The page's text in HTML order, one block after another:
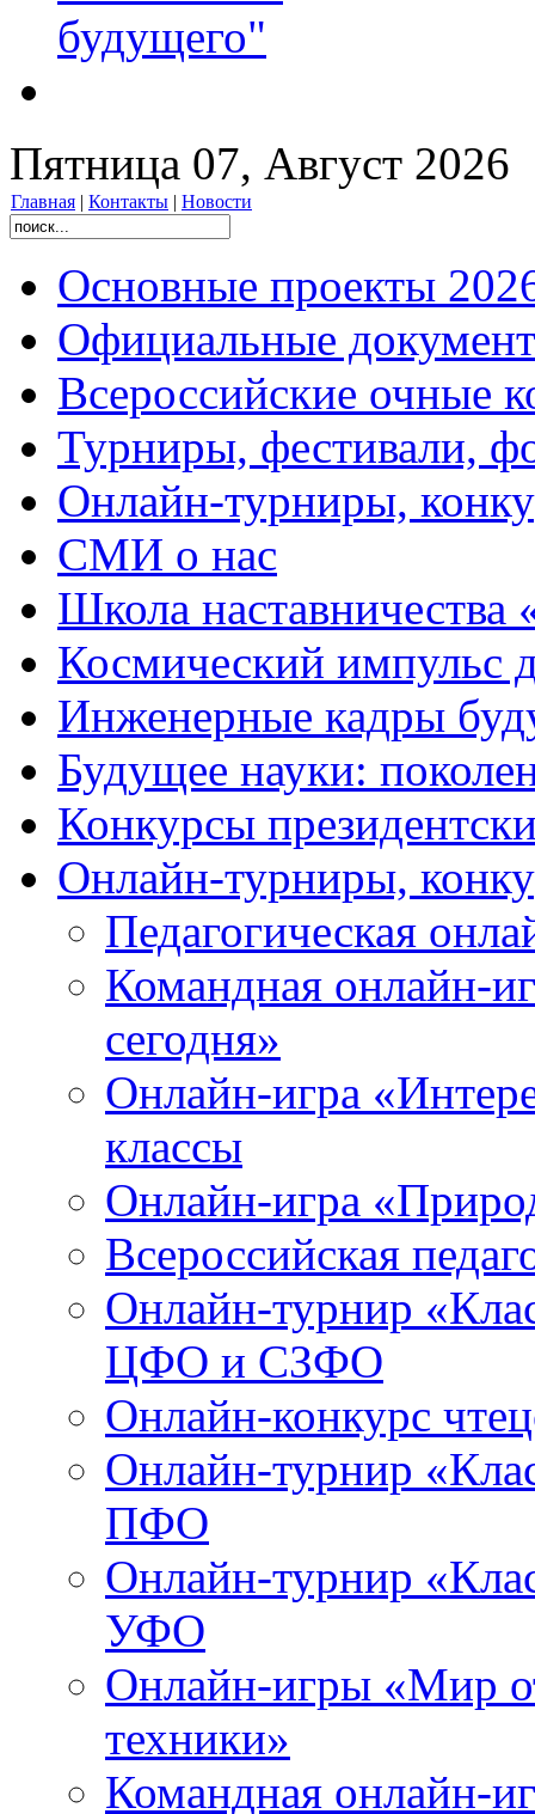
будущего"
Пятница 07, Август 2026
Главная | Контакты | Новости
Основные проекты
Официальные
Всероссийские очные
Турниры, фестивали,
Онлайн-турниры,
СМИ о нас
Школа
Космический импульс
Инженерные кадры
Будущее науки:
Конкурсы
Онлайн-турниры,
Педагогическая
Командная онлайн-
сегодня»
Онлайн-игра
классы
Онлайн-игра
Всероссийская
Онлайн-турнир
ЦФО и СЗФО
Онлайн-конкурс
Онлайн-турнир
ПФО
Онлайн-турнир
УФО
Онлайн-игры «Мир
техники»
Командная онлайн-